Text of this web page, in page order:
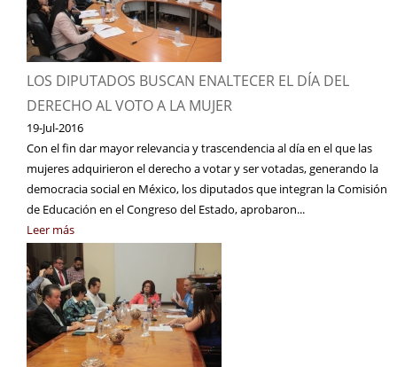
LOS DIPUTADOS BUSCAN ENALTECER EL DÍA DEL
DERECHO AL VOTO A LA MUJER
19-Jul-2016
Con el fin dar mayor relevancia y trascendencia al día en el que las
mujeres adquirieron el derecho a votar y ser votadas, generando la
democracia social en México, los diputados que integran la Comisión
de Educación en el Congreso del Estado, aprobaron...
Leer más